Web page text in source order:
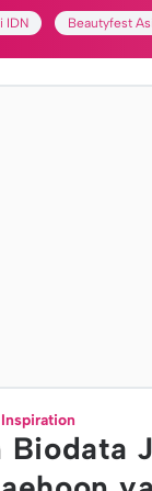
IDN Beautyfest
Inspiration
Biodata